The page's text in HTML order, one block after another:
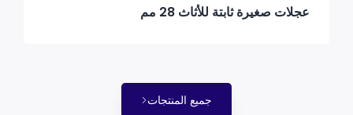
عجلات صغيرة ثابتة للأثاث 28 مم
جميع المنتجات